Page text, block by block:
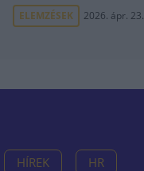
ELEMZÉSEK 2026. ápr. 23.
HÍREK HR